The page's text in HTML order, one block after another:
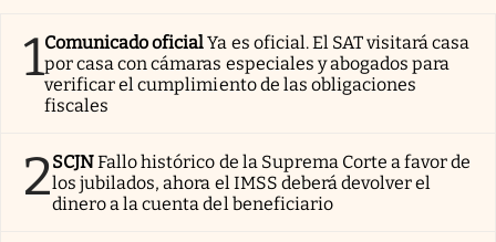
1Comunicado oficialYa es oficial. El SAT visitará casa
por casa con cámaras especiales y abogados para
verificar el cumplimiento de las obligaciones
fiscales
2SCJNFallo histórico de la Suprema Corte a favor de
los jubilados, ahora el IMSS deberá devolver el
dinero a la cuenta del beneficiario